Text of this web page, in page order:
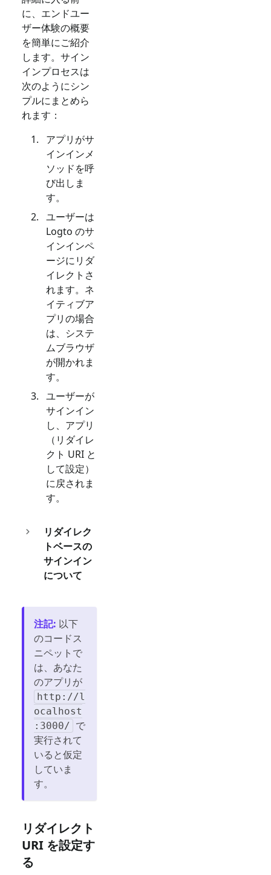
に、エンドユー
ザー体験の概要
を簡単にご紹介
します。サイン
インプロセスは
次のようにシン
プルにまとめら
れます：
アプリがサ
インインメ
ソッドを呼
び出しま
す。
ユーザーは
Logto のサ
インインペ
ージにリダ
イレクトさ
れます。ネ
イティブア
プリの場合
は、システ
ムブラウザ
が開かれま
す。
ユーザーが
サインイン
し、アプリ
（リダイレ
クト URI と
して設定）
に戻されま
す。
リダイレク
トベースの
サインイン
について
注記: 以下
のコードス
ニペットで
は、あなた
のアプリが
http://l
ocalhost
:3000/ で
実行されて
いると仮定
していま
す。
リダイレクト
URI を設定す
る